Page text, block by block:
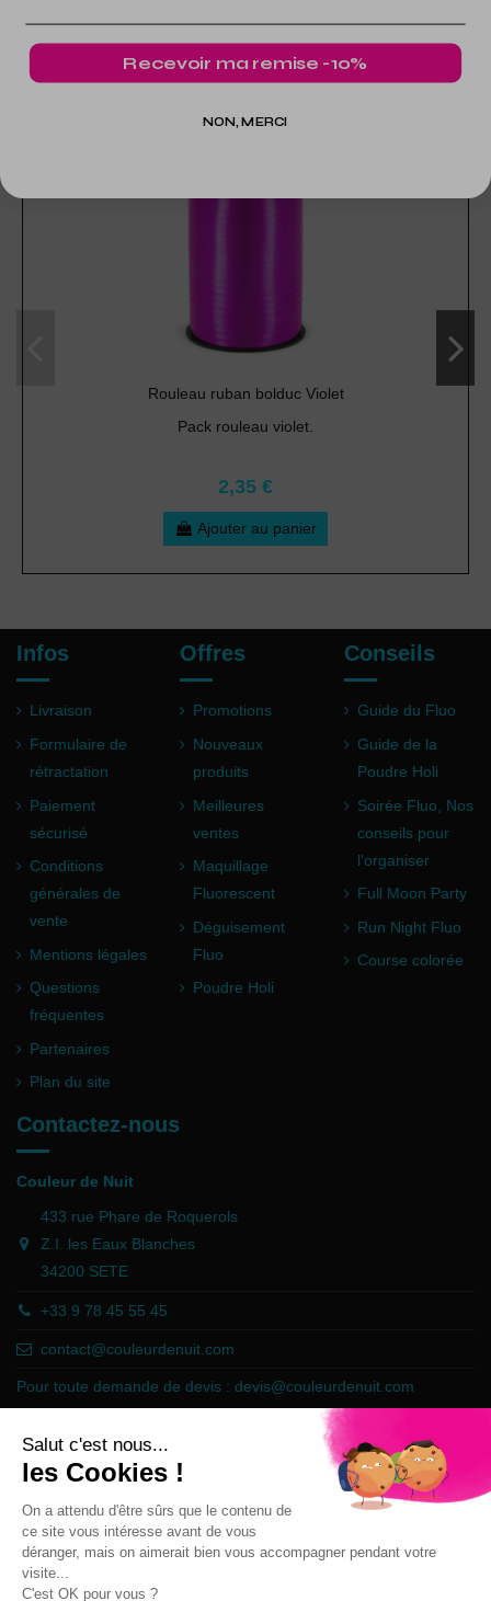
Dans la même catégorie
Rouleau ruban bolduc Violet
Pack rouleau violet.
2,35 €
Ajouter au panier
Infos
Livraison
Formulaire de
rétractation
Paiement
sécurisé
Conditions
générales de
vente
Mentions légales
Questions
fréquentes
Partenaires
Plan du site
Offres
Promotions
Nouveaux
produits
Meilleures
ventes
Maquillage
Fluorescent
Déguisement
Fluo
Poudre Holi
Conseils
Guide du Fluo
Guide de la
Poudre Holi
Soirée Fluo, Nos
conseils pour
l'organiser
Full Moon Party
Run Night Fluo
Course colorée
Contactez-nous
Couleur de Nuit
433 rue Phare de Roquerols
Z.I. les Eaux Blanches
34200 SETE
+33 9 78 45 55 45
contact@couleurdenuit.com
Pour toute demande de devis : devis@couleurdenuit.com
Marchand approuvé par la Société des Avis Garantis,cliquez ici pour
vérifier .
Follow us
Recevoir ma remise -10%
NON, MERCI